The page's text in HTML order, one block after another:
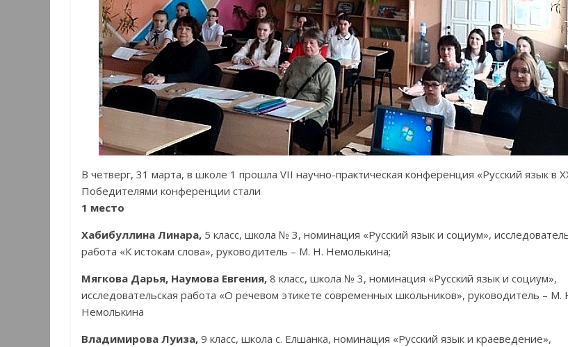
В четверг, 31 марта, в школе 1 прошла VII научно-практическая конференция «Русский язык в
Победителями конференции стали
1 место
Хабибуллина Линара, 5 класс, школа № 3, номинация «Русский язык и социум»,
работа «К истокам слова», руководитель – М. Н. Немолькина;
Мягкова Дарья, Наумова Евгения, 8 класс, школа № 3, номинация «Русский язык и социум»,
исследовательская работа «О речевом этикете современных школьников», руководитель – М.
Немолькина
Владимирова Луиза, 9 класс, школа с. Елшанка, номинация «Русский язык и краеведение»,